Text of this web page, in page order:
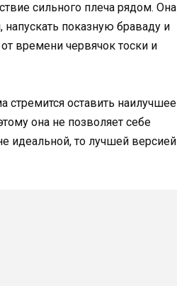
сильного плеча рядом. Она
показную браваду и
времени червячок тоски и
оставить наилучшее
она не позволяет себе
идеальной, то лучшей версией